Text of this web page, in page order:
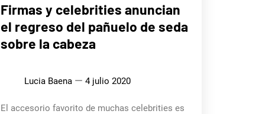
STYLE
Firmas y celebrities anuncian
el regreso del pañuelo de seda
sobre la cabeza
Lucia Baena 4 julio 2020
El accesorio favorito de muchas celebrities es